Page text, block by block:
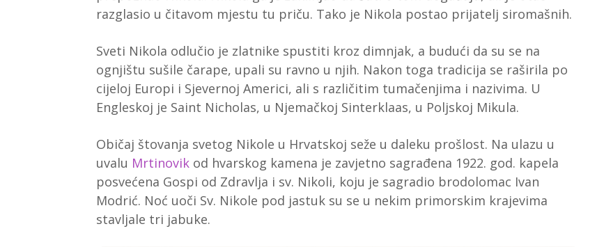
razglasio u čitavom mjestu tu priču. Tako je Nikola postao prijatelj siromašnih.
Sveti Nikola odlučio je zlatnike spustiti kroz dimnjak, a budući da su se na
ognjištu sušile čarape, upali su ravno u njih. Nakon toga tradicija se raširila po
cijeloj Europi i Sjevernoj Americi, ali s različitim tumačenjima i nazivima. U
Engleskoj je Saint Nicholas, u Njemačkoj Sinterklaas, u Poljskoj Mikula.
Običaj štovanja svetog Nikole u Hrvatskoj seže u daleku prošlost. Na ulazu u
uvalu Mrtinovik od hvarskog kamena je zavjetno sagrađena 1922. god. kapela
posvećena Gospi od Zdravlja i sv. Nikoli, koju je sagradio brodolomac Ivan
Modrić. Noć uoči Sv. Nikole pod jastuk su se u nekim primorskim krajevima
stavljale tri jabuke.